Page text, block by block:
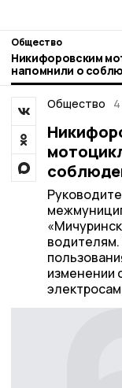
Общество
Никифоровским
напомнили о
Общество
изменении